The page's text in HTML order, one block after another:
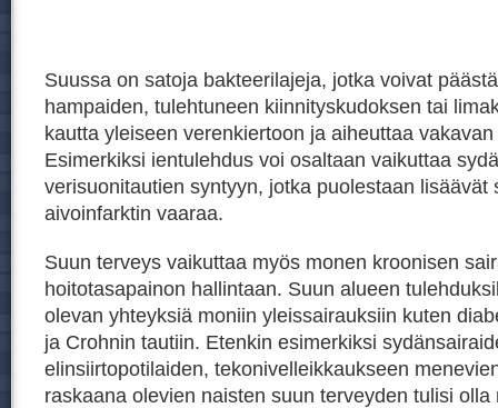
Suussa on satoja bakteerilajeja, jotka voivat
hampaiden, tulehtuneen kiinnityskudoksen tai
kautta yleiseen verenkiertoon ja aiheuttaa
Esimerkiksi ientulehdus voi osaltaan vaikuttaa
verisuonitautien syntyyn, jotka puolestaan lisäävät
aivoinfarktin vaaraa.
Suun terveys vaikuttaa myös monen kroonisen
hoitotasapainon hallintaan. Suun alueen
olevan yhteyksiä moniin yleissairauksiin kuten
ja Crohnin tautiin. Etenkin esimerkiksi
elinsiirtopotilaiden, tekonivelleikkaukseen
raskaana olevien naisten suun terveyden tulisi olla